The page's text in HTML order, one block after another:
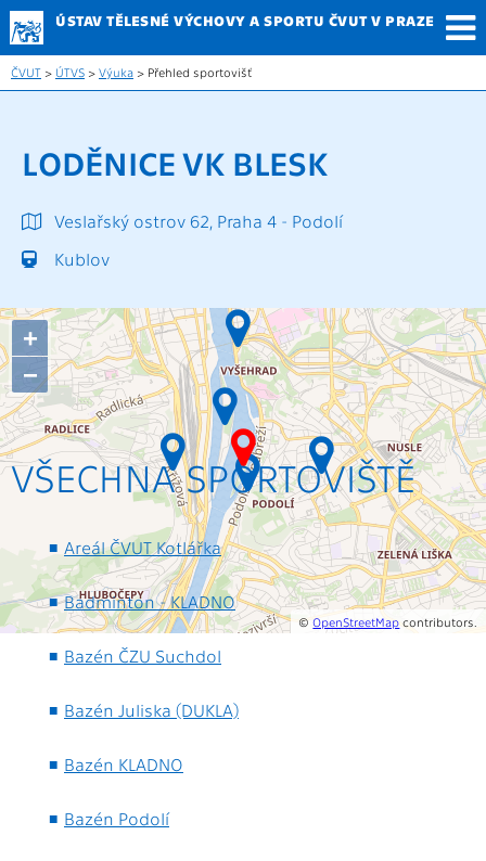
ÚSTAV TĚLESNÉ VÝCHOVY A SPORTU ČVUT V PRAZE
ČVUT > ÚTVS > Výuka > Přehled sportovišť
LODĚNICE VK BLESK
Veslařský ostrov 62, Praha 4 - Podolí
Kublov
+
−
©OpenStreetMap contributors.
VŠECHNA SPORTOVIŠTĚ
Areál ČVUT Kotlářka
Badminton - KLADNO
Bazén ČZU Suchdol
Bazén Juliska (DUKLA)
Bazén KLADNO
Bazén Podolí